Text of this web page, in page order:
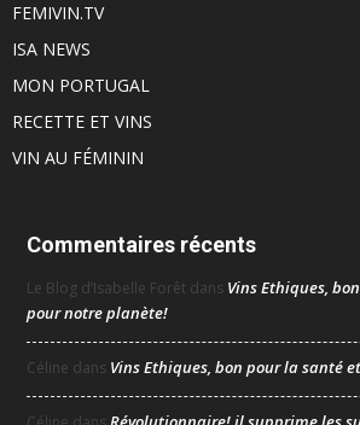
FEMIVIN.TV
ISA NEWS
MON PORTUGAL
RECETTE ET VINS
VIN AU FÉMININ
Commentaires récents
Le Blog d’Isabelle Forêt dans Vins Ethiques,
pour notre planète!
Céline dans Vins Ethiques, bon pour la santé